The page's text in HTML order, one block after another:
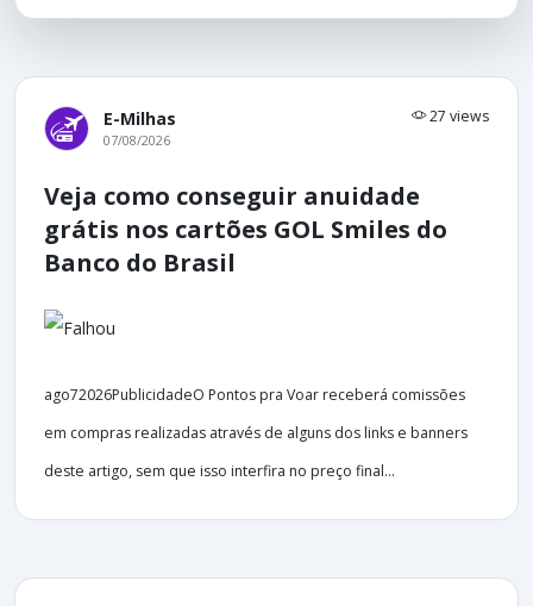
E-Milhas 27 views
07/08/2026
Veja como conseguir anuidade
grátis nos cartões GOL Smiles do
Banco do Brasil
ago72026PublicidadeO Pontos pra Voar receberá comissões
em compras realizadas através de alguns dos links e banners
deste artigo, sem que isso interfira no preço final...